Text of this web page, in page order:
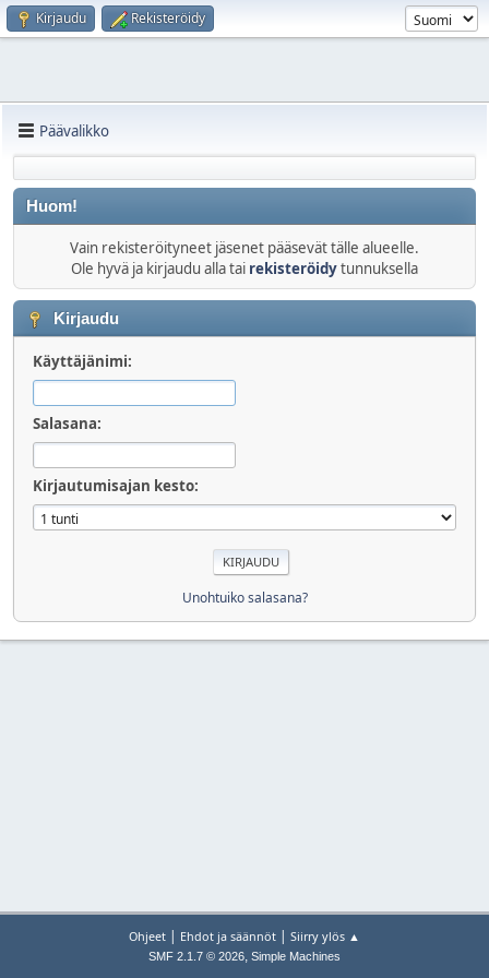
Kirjaudu Rekisteröidy
Päävalikko
Huom!
Vain rekisteröityneet jäsenet pääsevät tälle alueelle.
Ole hyvä ja kirjaudu alla tai rekisteröidytunnuksella
Kirjaudu
Käyttäjänimi:
Salasana:
Kirjautumisajan kesto:
Unohtuiko salasana?
Ohjeet | Ehdot ja säännöt | Siirry ylös ▲
SMF 2.1.7 © 2026, Simple Machines